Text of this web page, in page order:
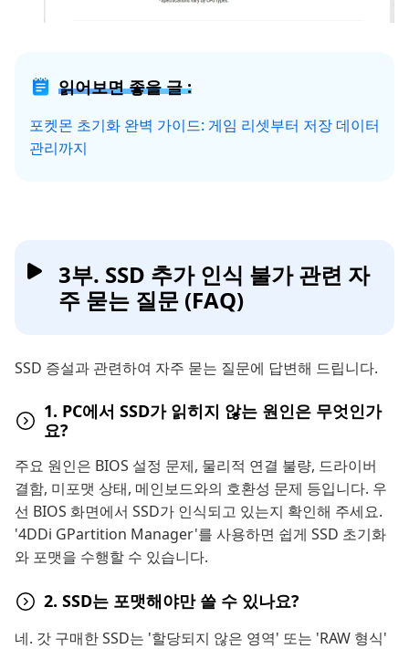
읽어보면 좋을 글 :
포켓몬 초기화 완벽 가이드: 게임 리셋부터 저장 데이터
관리까지
3부. SSD 추가 인식 불가 관련 자
주 묻는 질문 (FAQ)
SSD 증설과 관련하여 자주 묻는 질문에 답변해 드립니다.
1. PC에서 SSD가 읽히지 않는 원인은 무엇인가
요?
주요 원인은 BIOS 설정 문제, 물리적 연결 불량, 드라이버
결함, 미포맷 상태, 메인보드와의 호환성 문제 등입니다. 우
선 BIOS 화면에서 SSD가 인식되고 있는지 확인해 주세요.
'4DDi GPartition Manager'를 사용하면 쉽게 SSD 초기화
와 포맷을 수행할 수 있습니다.
2. SSD는 포맷해야만 쓸 수 있나요?
네. 갓 구매한 SSD는 '할당되지 않은 영역' 또는 'RAW 형식'